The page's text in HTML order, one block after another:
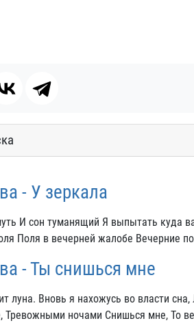
- У зеркала
И сон туманящий Я выпытать куда
Поля в вечерней жалобе Вечерние
- Ты снишься мне
луна. Вновь я нахожусь во власти
Тревожными ночами Снишься мне, То